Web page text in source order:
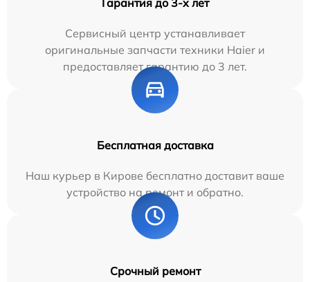
Сервисный центр устанавливает
оригинальные запчасти техники Haier и
предоставляет гарантию до 3 лет.
Бесплатная доставка
Наш курьер в Кирове бесплатно доставит ваше
устройство на ремонт и обратно.
Срочный ремонт